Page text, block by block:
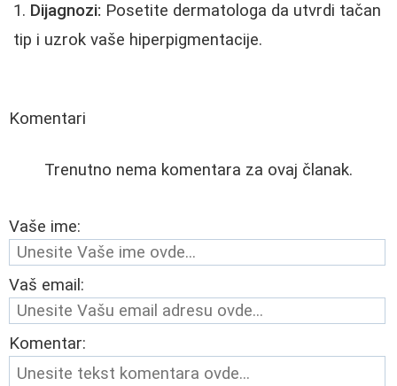
Dijagnozi: Posetite dermatologa da utvrdi tačan
tip i uzrok vaše hiperpigmentacije.
Komentari
Trenutno nema komentara za ovaj članak.
Vaše ime:
Vaš email:
Komentar: